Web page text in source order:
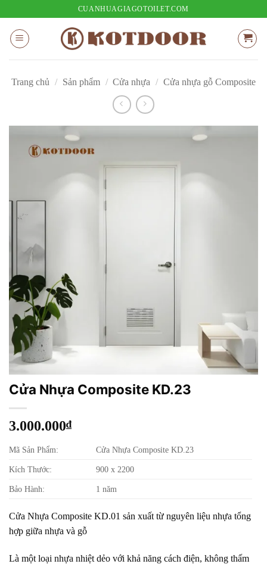
nội
dung
CUANHUAGIAGOTOILET.COM
Trang chủ / Sản phẩm / Cửa nhựa / Cửa nhựa gỗ Composite
Cửa Nhựa Composite KD.23
3.000.000₫
Mã Sản Phẩm: Cửa Nhựa Composite KD.23
Kích Thước: 900 x 2200
Bảo Hành: 1 năm
Cửa Nhựa Composite KD.01 sản xuất từ nguyên liệu nhựa tổng
hợp giữa nhựa và gỗ
Là một loại nhựa nhiệt dẻo với khả năng cách điện, không thấm